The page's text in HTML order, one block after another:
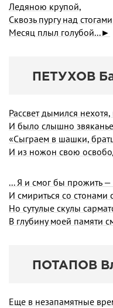
Ледяною крупой,
Сквозь пургу над стогами
Месяц плыл голубой...►
ПЕТУХОВ
Рассвет дымился
И было слышно
«Сыграем в шашки,
И из ножон свою
... Я и смог бы прожить
И смириться со
Но сутулые скулы
В глубину моей памяти
ПОТАПОВ
Еще в незапамятные